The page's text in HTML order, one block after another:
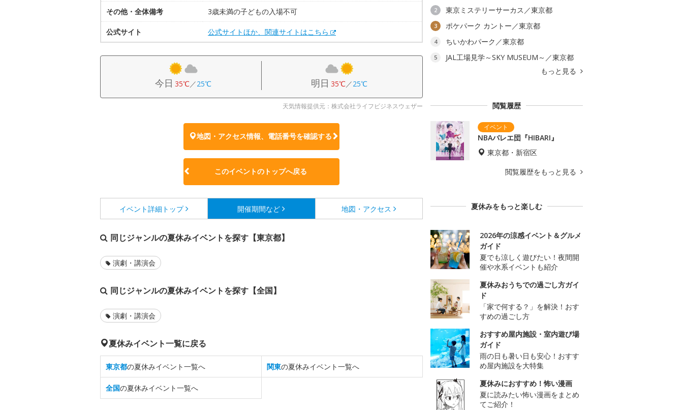
その他・全体備考 3歳未満の子どもの入場不可
公式サイト 公式サイトほか、関連サイトはこちら
今日 35℃／25℃ 明日 35℃／25℃
天気情報提供元：株式会社ライフビジネスウェザー
地図・アクセス情報、電話番号を確認する
このイベントのトップへ戻る
イベント詳細 トップ 開催期間など 地図・アクセス
同じジャンルの夏休みイベントを探す【東京都】
演劇・講演会
同じジャンルの夏休みイベントを探す【全国】
演劇・講演会
夏休みイベント一覧に戻る
東京都の夏休みイベント一覧へ 関東の夏休みイベント一覧へ
全国の夏休みイベント一覧へ
2 東京ミステリーサーカス／東京都
3 ポケパーク カントー／東京都
4 ちいかわパーク／東京都
5
JAL工場見学～SKY MUSEUM～／東京都
もっと見る
閲覧履歴
NBAバレエ団『HIBARI』
東京都・新宿区
閲覧履歴をもっと見る
夏休みをもっと楽しむ
2026年の涼感イベント＆グルメ
ガイド
夏でも涼しく遊びたい！夜間開
催や水系イベントも紹介
夏休みおうちでの過ごし方ガイ
ド
「家で何する？」を解決！おす
すめの過ごし方
おすすめ屋内施設・室内遊び場
ガイド
雨の日も暑い日も安心！おすす
め屋内施設を大特集
夏休みにおすすめ！怖い漫画
夏に読みたい怖い漫画をまとめ
てご紹介！